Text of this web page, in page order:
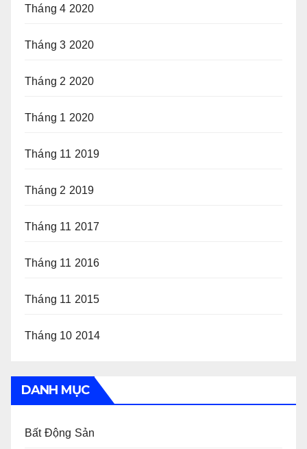
Tháng 4 2020
Tháng 3 2020
Tháng 2 2020
Tháng 1 2020
Tháng 11 2019
Tháng 2 2019
Tháng 11 2017
Tháng 11 2016
Tháng 11 2015
Tháng 10 2014
DANH MỤC
Bất Động Sản